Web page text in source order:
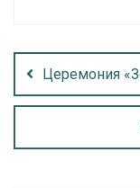
Церемония